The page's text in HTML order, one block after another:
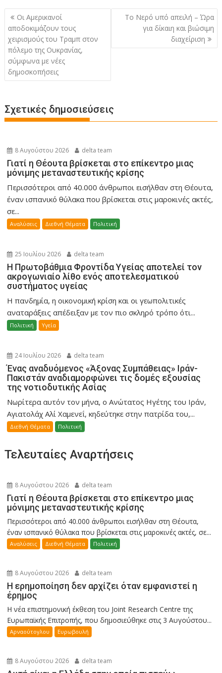
o
o
k
σ
τε
ίτ
ε
Πλοήγηση
άρθρων
Οι Αμερικανοί
αποδοκιμάζουν τους
χειρισμούς του Τραμπ στον
πόλεμο της Ουκρανίας,
σύμφωνα με νέες
δημοσκοπήσεις
Το Νερό υπό απειλή – Ώρα
για δίκαιη και βιώσιμη
διαχείριση
Σχετικές δημοσιεύσεις
8 Αυγούστου 2026 delta team
Γιατί η Θέουτα βρίσκεται στο επίκεντρο μιας
μόνιμης μεταναστευτικής κρίσης
Περισσότεροι από 40.000 άνθρωποι εισήλθαν στη Θέουτα,
έναν ισπανικό θύλακα που βρίσκεται στις μαροκινές ακτές,
σε...
Αναλύσεις Διεθνή Θέματα Πολιτική
25 Ιουλίου 2026 delta team
Η Πρωτοβάθμια Φροντίδα Υγείας αποτελεί τον
ακρογωνιαίο λίθο ενός αποτελεσματικού
συστήματος υγείας
Η πανδημία, η οικονομική κρίση και οι γεωπολιτικές
αναταράξεις απέδειξαν με τον πιο σκληρό τρόπο ότι...
Πολιτική Υγεία
24 Ιουλίου 2026 delta team
Ένας αναδυόμενος «Άξονας Συμπάθειας» Ιράν-
Πακιστάν αναδιαμορφώνει τις δομές εξουσίας
της νοτιοδυτικής Ασίας
Νωρίτερα αυτόν τον μήνα, ο Ανώτατος Ηγέτης του Ιράν,
Αγιατολάχ Αλί Χαμενεΐ, κηδεύτηκε στην πατρίδα του,...
Διεθνή Θέματα Πολιτική
Τελευταίες Αναρτήσεις
8 Αυγούστου 2026 delta team
Γιατί η Θέουτα βρίσκεται στο επίκεντρο μιας
μόνιμης μεταναστευτικής κρίσης
Περισσότεροι από 40.000 άνθρωποι εισήλθαν στη Θέουτα,
έναν ισπανικό θύλακα που βρίσκεται στις μαροκινές ακτές, σε...
Αναλύσεις Διεθνή Θέματα Πολιτική
8 Αυγούστου 2026 delta team
Η ερημοποίηση δεν αρχίζει όταν εμφανιστεί η
έρημος
Η νέα επιστημονική έκθεση του Joint Research Centre της
Ευρωπαϊκής Επιτροπής, που δημοσιεύθηκε στις 3 Αυγούστου...
Αρναούτογλου Ευρωβουλή
8 Αυγούστου 2026 delta team